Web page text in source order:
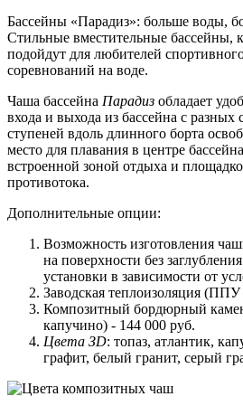
Бассейны «Парадиз»: больше воды,
Стильные вместительные бассейны,
подойдут для любителей
соревнований на воде.
Чаша бассейна Парадиз обладает
входа и выхода из бассейна с
ступеней вдоль длинного борта
место для плавания в центре
встроенной зоной отдыха и
противотока.
Дополнительные опции:
Возможность изготовления
на поверхности без
установки в зависимости от
Заводская теплоизоляция
Композитный бордюрный
капучино) - 144 000 руб.
Цвета ЗD: топаз, атлантик,
графит, белый гранит, серый